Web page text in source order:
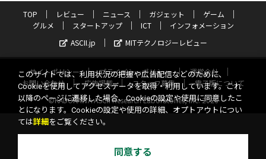
TOP レビュー ニュース ガジェット
ゲーム
グルメ
スタートアップ ICT
インフォメーション
ASCII.jp
MITテクノロジーレビュー
サイトポリシー プライバシーポリシー
運営会社
お問い合わせ
広告掲載 スタッフ募集
電子版について
©KADOKAWA ASCII Research Laboratories, Inc. 2026
このサイトでは、利用状況の把握や広告配信などのために、
Cookieを使用してアクセスデータを取得・利用しています。これ
以降のページに遷移した場合、Cookieの設定や使用に同意したこ
とになります。Cookieの設定や使用の詳細、オプトアウトについ
ては詳細 をご覧ください。
同意する